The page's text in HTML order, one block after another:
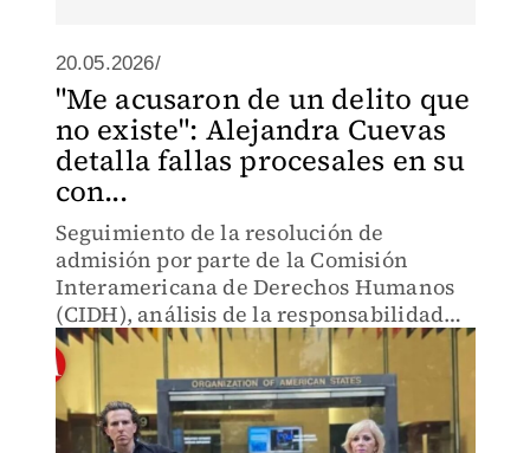
20.05.2026/
"Me acusaron de un delito que
no existe": Alejandra Cuevas
detalla fallas procesales en su
con...
Seguimiento de la resolución de
admisión por parte de la Comisión
Interamericana de Derechos Humanos
(CIDH), análisis de la responsabilidad
internacional del Estado mexicano y
revisión de los antecedentes penales del
caso de Alejandra Cuevas Morán.